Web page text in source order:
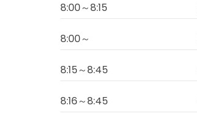
8:00～8:15
8:00～
8:15～8:45
8:16～8:45